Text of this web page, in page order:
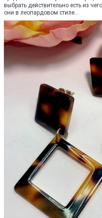
выбрать действительно есть из
они в леопардовом стиле...